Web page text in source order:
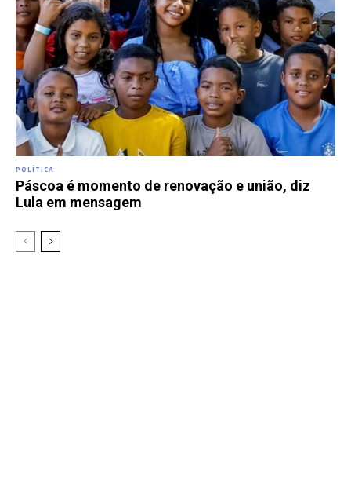
POLÍTICA
Páscoa é momento de renovação e união, diz
Lula em mensagem